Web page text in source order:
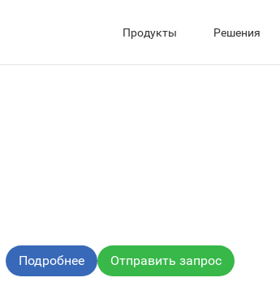
Продукты Решения
Подробнее Отправить запрос